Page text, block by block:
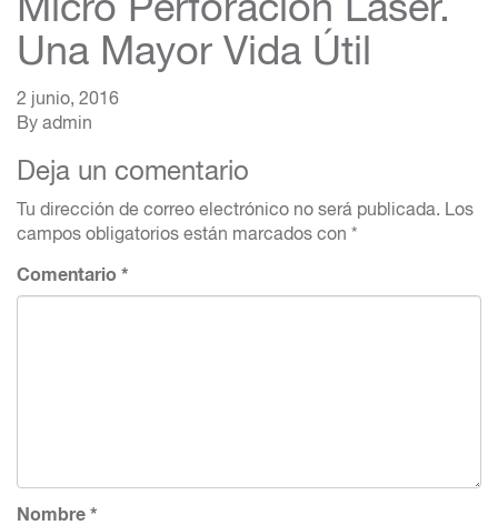
Micro Perforación Láser.
Una Mayor Vida Útil
2 junio, 2016
By admin
Deja un comentario
Tu dirección de correo electrónico no será publicada. Los
campos obligatorios están marcados con *
Comentario *
Nombre *